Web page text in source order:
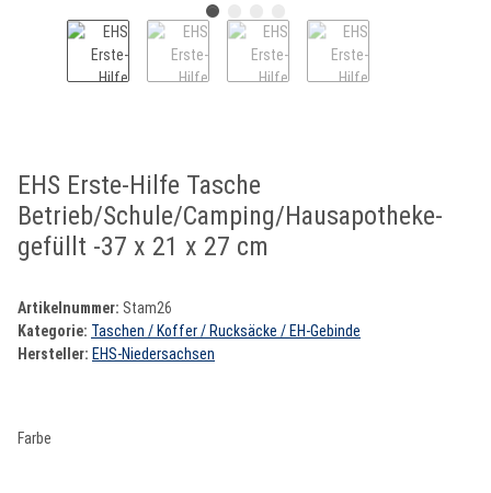
EHS Erste-Hilfe Tasche
Betrieb/Schule/Camping/Hausapotheke-
gefüllt -37 x 21 x 27 cm
Artikelnummer: Stam26
Kategorie: Taschen / Koffer / Rucksäcke / EH-Gebinde
Hersteller: EHS-Niedersachsen
Farbe